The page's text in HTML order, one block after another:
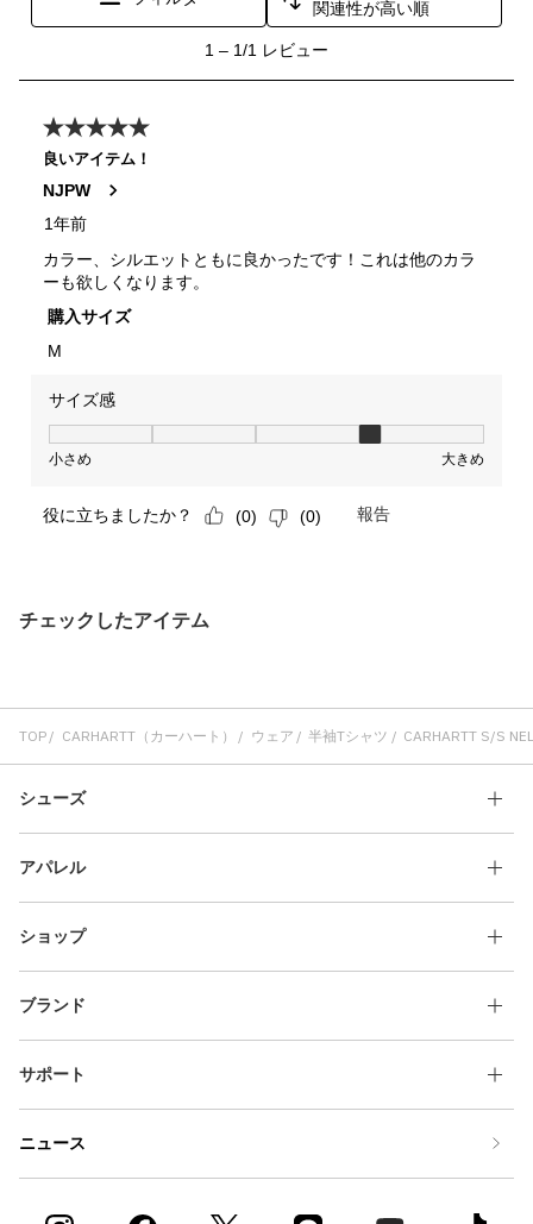
チェックしたアイテム
TOP CARHARTT（カーハート） ウェア 半袖Tシャツ CARHARTT S/S
シューズ
アパレル
ショップ
ブランド
サポート
ニュース